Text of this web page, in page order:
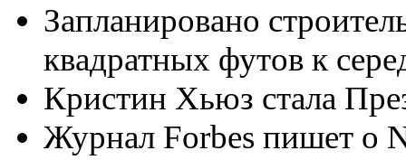
Запланировано
квадратных футов к
Кристин Хьюз стала
Журнал Forbes пишет о